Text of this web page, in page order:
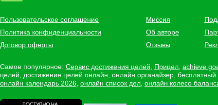
Пользовательское соглашение
Политика конфиденциальности
Договор оферты
Миссия
Об авторе
Отзывы
Самое популярное: Сервис достижения целей Прицел achieve
целей
достижение целей онлайн онлайн органайзер
онлайн календарь 2026 онлайн список дел онлайн колесо